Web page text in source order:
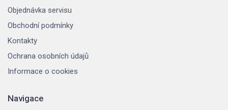
Objednávka servisu
Obchodní podmínky
Kontakty
Ochrana osobních údajů
Informace o cookies
Navigace